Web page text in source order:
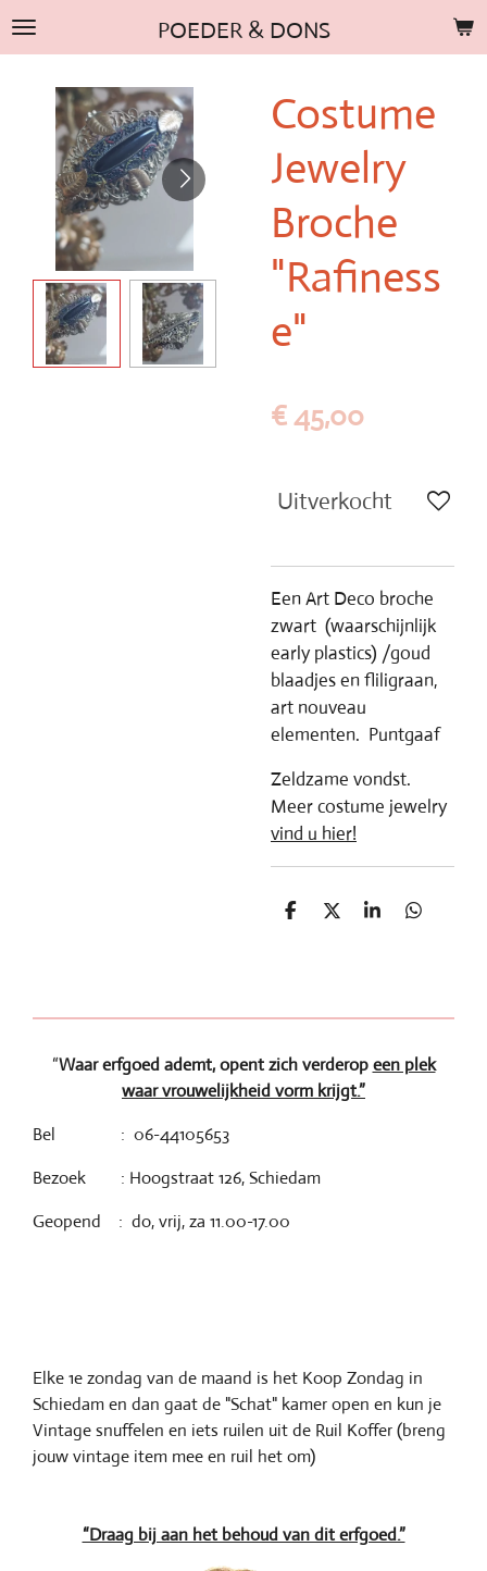
Ga
direct
hoofdinhoud
POEDER & DONS
Costume
Jewelry
Broche
"Rafiness
e"
€ 45,00
Uitverkocht
Een Art Deco broche
zwart (waarschijnlijk
early plastics) /goud
blaadjes en fliligraan,
art nouveau
elementen. Puntgaaf
Zeldzame vondst.
Meer costume jewelry
vind u hier!
D
D
S
D
“Waar erfgoed ademt, opent zich verderopeen plek
waar vrouwelijkheid vorm krijgt.”
Bel : 06-44105653
Bezoek : Hoogstraat 126, Schiedam
Geopend : do, vrij, za 11.00-17.00
Elke 1e zondag van de maand is het Koop Zondag in
Schiedam en dan gaat de "Schat" kamer open en kun je
Vintage snuffelen en iets ruilen uit de Ruil Koffer (breng
jouw vintage item mee en ruil het om)
“Draag bij aan het behoud van dit erfgoed.”